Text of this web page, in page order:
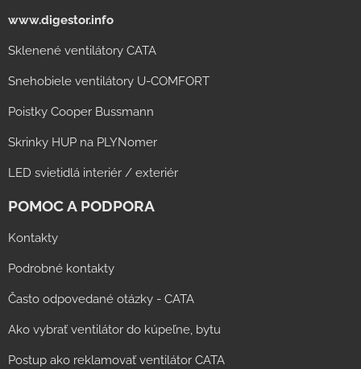
www.digestor.info
Sklenené ventilátory CATA
Snehobiele ventilátory U-COMFORT
Poistky Cooper Bussmann
Skrinky HUP na PLYNomer
LED svietidlá interiér / exteriér
POMOC A PODPORA
Kontakty
Podrobné kontakty
Často odpovedané otázky - CATA
Ako vybrať ventilátor do kúpeľne, bytu
Postup ako reklamovať ventilátor CATA